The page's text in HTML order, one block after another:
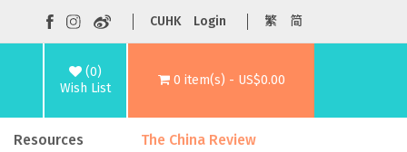
CUHK Login 繁 简
(0)
Wish List
0 item(s) - US$0.00
Resources The China Review